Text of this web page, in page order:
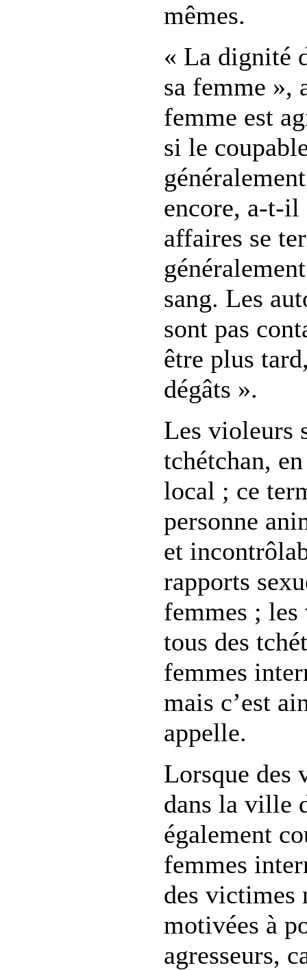
mêmes.
« La dignité
sa femme »,
femme est
si le
encore, a-t-il
affaires se
sang. Les
sont pas
être plus
dégâts ».
Les violeurs
tchétchan,
local ; ce
personne
et
rapports
femmes ; les
tous des
femmes
mais c’est
appelle.
Lorsque des
dans la ville
également
femmes
des victimes
motivées à
agresseurs,